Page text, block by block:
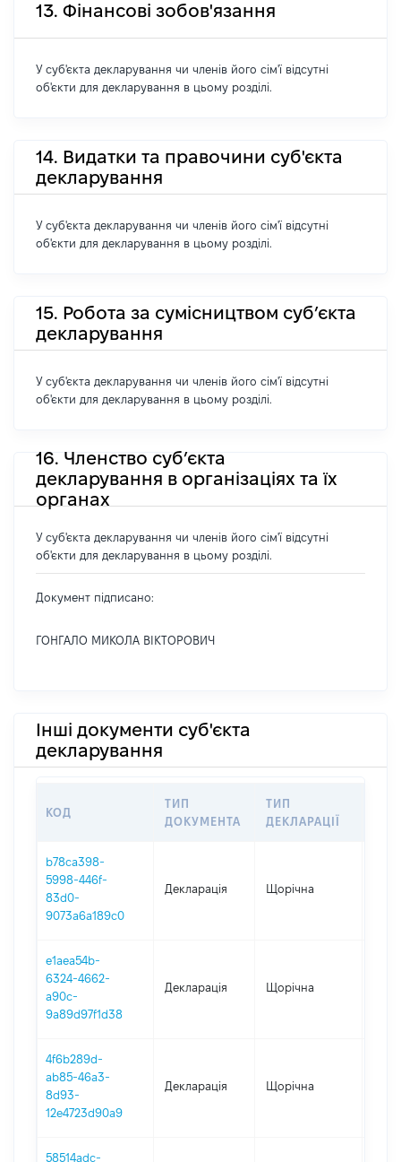
13. Фінансові зобов'язання
У суб'єкта декларування чи членів його сім'ї відсутні
об'єкти для декларування в цьому розділі.
14. Видатки та правочини суб'єкта
декларування
У суб'єкта декларування чи членів його сім'ї відсутні
об'єкти для декларування в цьому розділі.
15. Робота за сумісництвом суб’єкта
декларування
У суб'єкта декларування чи членів його сім'ї відсутні
об'єкти для декларування в цьому розділі.
16. Членство суб’єкта
декларування в організаціях та їх
органах
У суб'єкта декларування чи членів його сім'ї відсутні
об'єкти для декларування в цьому розділі.
Документ підписано:
ГОНГАЛО МИКОЛА ВІКТОРОВИЧ
Інші документи суб'єкта
декларування
КОД
ТИП
ДОКУМЕНТА
ТИП
ДЕКЛАРАЦІЇ
b78ca398-
5998-446f-
83d0-
9073a6a189c0
Декларація Щорічна
e1aea54b-
6324-4662-
a90c-
9a89d97f1d38
Декларація Щорічна
4f6b289d-
ab85-46a3-
8d93-
12e4723d90a9
Декларація Щорічна
58514adc-